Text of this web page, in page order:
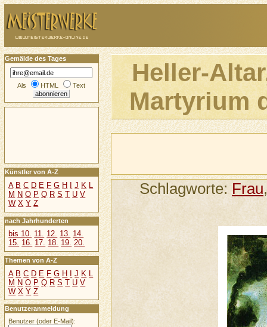
Heller-
Martyrium
Schlagworte:Frau
Gemälde des Tages
Als HTML Text
Künstler von A-Z
A B C D E F G H J K L
M N O P Q R S T U V
W X Y Z
nach Jahrhunderten
bis 10. 11. 12. 13. 14.
15. 16. 17. 18. 19. 20.
Themen von A-Z
A B C D E F G H I J K L
M N O P Q R S T U V
W X Y Z
Benutzeranmeldung
Benutzer (oder E-Mail):